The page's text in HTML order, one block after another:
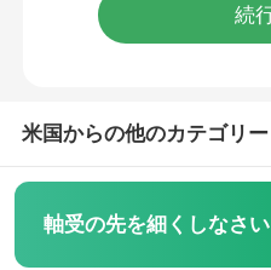
NSKのボール ベアリング
交差させた軸受
米国からの他のカテゴリー
軸受の先を細くしなさい